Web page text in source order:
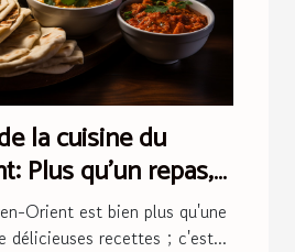
la cuisine du
Plus qu'un repas,
Orient est bien plus qu'une
délicieuses recettes ; c'est...